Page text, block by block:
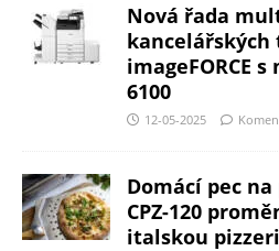
Nová řada
kancelářských
imageFORCE s
6100
12-05-2025
Domácí pec
CPZ-120
italskou